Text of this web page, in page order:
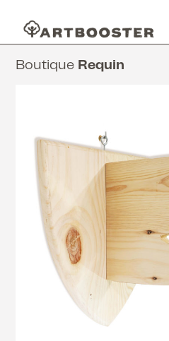
Boutique Requin